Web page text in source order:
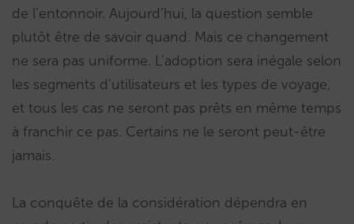
de l’entonnoir. Aujourd’hui, la question semble
plutôt être de savoir quand. Mais ce changement
ne sera pas uniforme. L’adoption sera inégale selon
les segments d’utilisateurs et les types de voyage,
et tous les cas ne seront pas prêts en même temps
à franchir ce pas. Certains ne le seront peut-être
jamais.
La conquête de la considération dépendra en